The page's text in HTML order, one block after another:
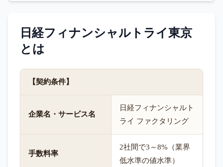
日経フィナンシャルトライ東京
とは
【契約条件】
企業名・サービス名
日経フィナンシャルト
ライ ファクタリング
手数料率
2社間で3～8%（業界
低水準の値水準）